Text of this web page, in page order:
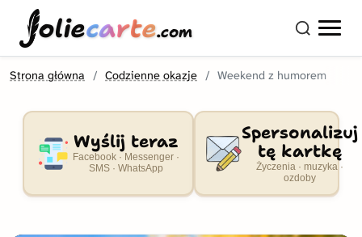
oliecarte.com
Strona główna Codzienne okazje Weekend z humorem
Wyślij teraz
Facebook · Messenger ·
SMS · WhatsApp
Spersonalizuj
tę kartkę
Życzenia · muzyka ·
ozdoby